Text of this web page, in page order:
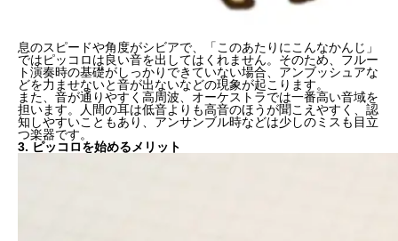
息のスピードや角度がシビアで、「このあたりにこんなかんじ」
ではピッコロは良い音を出してはくれません。そのため、フルー
ト演奏時の基礎がしっかりできていない場合、アンブッシュアな
どを力ませないと音が出ないなどの現象が起こります。
また、 音が通りやすく高周波 、オーケストラでは一番高い音域を
担います。人間の耳は低音よりも高音のほうが聞こえやすく、認
知しやすいこともあり、アンサンブル時などは少しのミスも目立
つ楽器です。
3. ピッコロを始めるメリット